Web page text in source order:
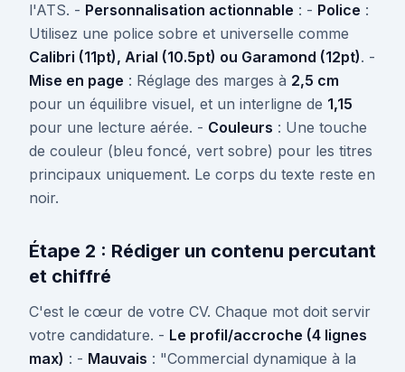
l'ATS. - Personnalisation actionnable : - Police :
Utilisez une police sobre et universelle comme
Calibri (11pt), Arial (10.5pt) ou Garamond (12pt). -
Mise en page : Réglage des marges à 2,5 cm
pour un équilibre visuel, et un interligne de 1,15
pour une lecture aérée. - Couleurs : Une touche
de couleur (bleu foncé, vert sobre) pour les titres
principaux uniquement. Le corps du texte reste en
noir.
Étape 2 : Rédiger un contenu percutant
et chiffré
C'est le cœur de votre CV. Chaque mot doit servir
votre candidature. - Le profil/accroche (4 lignes
max) : - Mauvais : "Commercial dynamique à la